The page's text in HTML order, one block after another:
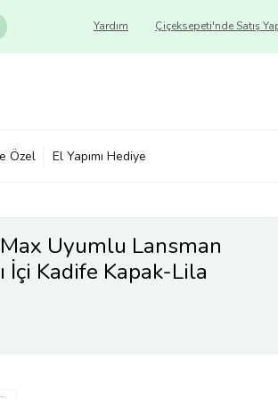
Çiçeksepeti'nde Satış
Yardım
Özel El Yapımı Hediye
Uyumlu Lansman
İçi Kadife Kapak-Lila